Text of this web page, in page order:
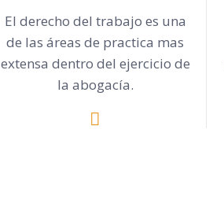
El derecho del trabajo es una
de las áreas de practica mas
extensa dentro del ejercicio de
la abogacía.